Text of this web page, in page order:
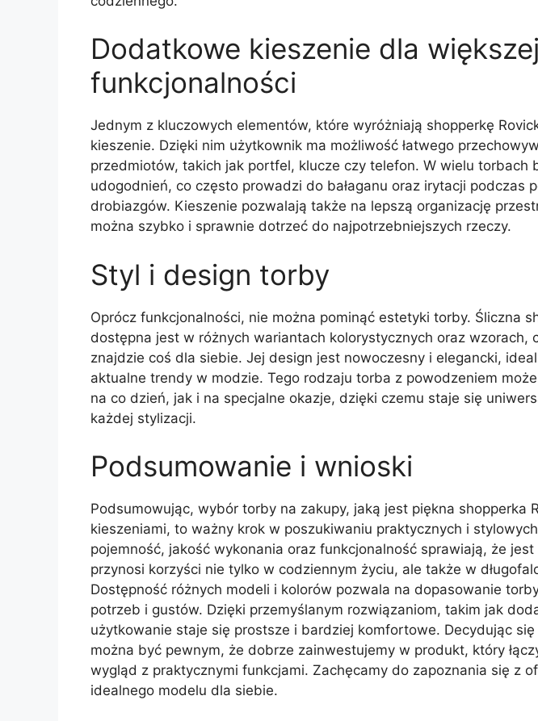
Dodatkowe kieszenie dla większej
funkcjonalności
Jednym z kluczowych elementów, które wyróżniają shopperkę
kieszenie. Dzięki nim użytkownik ma możliwość łatwego
przedmiotów, takich jak portfel, klucze czy telefon. W wielu torbach
udogodnień, co często prowadzi do bałaganu oraz irytacji podczas
drobiazgów. Kieszenie pozwalają także na lepszą organizację
można szybko i sprawnie dotrzeć do najpotrzebniejszych rzeczy.
Styl i design torby
Oprócz funkcjonalności, nie można pominąć estetyki torby. Śliczna
dostępna jest w różnych wariantach kolorystycznych oraz wzorach,
znajdzie coś dla siebie. Jej design jest nowoczesny i elegancki,
aktualne trendy w modzie. Tego rodzaju torba z powodzeniem
na co dzień, jak i na specjalne okazje, dzięki czemu staje się
każdej stylizacji.
Podsumowanie i wnioski
Podsumowując, wybór torby na zakupy, jaką jest piękna shopperka
kieszeniami, to ważny krok w poszukiwaniu praktycznych i
pojemność, jakość wykonania oraz funkcjonalność sprawiają, że
przynosi korzyści nie tylko w codziennym życiu, ale także w
Dostępność różnych modeli i kolorów pozwala na dopasowanie
potrzeb i gustów. Dzięki przemyślanym rozwiązaniom, takim jak
użytkowanie staje się prostsze i bardziej komfortowe. Decydując
można być pewnym, że dobrze zainwestujemy w produkt, który
wygląd z praktycznymi funkcjami. Zachęcamy do zapoznania się z
idealnego modelu dla siebie.